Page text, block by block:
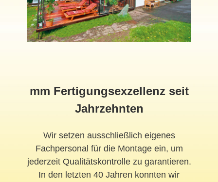
mm Fertigungsexzellenz seit
Jahrzehnten
Wir setzen ausschließlich eigenes
Fachpersonal für die Montage ein, um
jederzeit Qualitätskontrolle zu garantieren.
In den letzten 40 Jahren konnten wir